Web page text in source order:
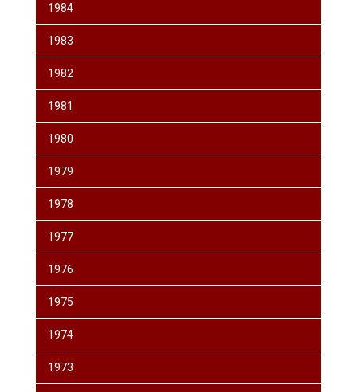
1984
1983
1982
1981
1980
1979
1978
1977
1976
1975
1974
1973